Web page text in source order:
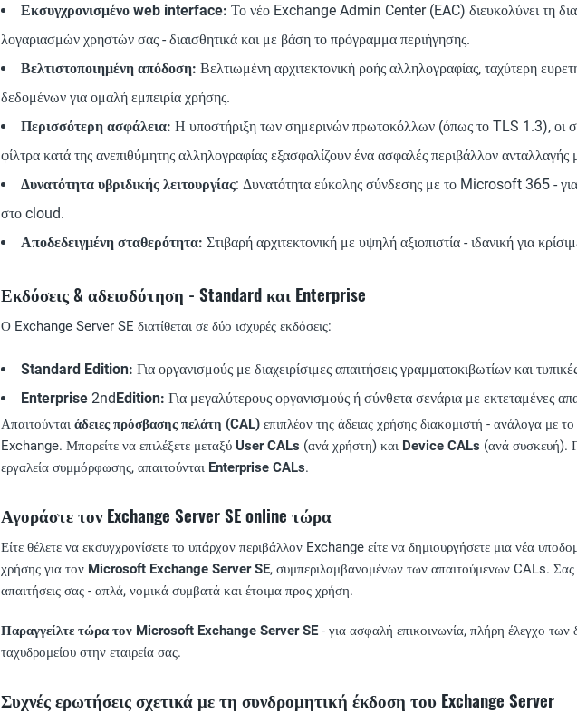
Εκσυγχρονισμένο web interface: Το νέο Exchange Admin Center (EAC) διευκολύνει τη
λογαριασμών χρηστών σας - διαισθητικά και με βάση το πρόγραμμα περιήγησης.
Βελτιστοποιημένη απόδοση: Βελτιωμένη αρχιτεκτονική ροής αλληλογραφίας, ταχύτερη
δεδομένων για ομαλή εμπειρία χρήσης.
Περισσότερη ασφάλεια: Η υποστήριξη των σημερινών πρωτοκόλλων (όπως το TLS 1.3), οι
φίλτρα κατά της ανεπιθύμητης αλληλογραφίας εξασφαλίζουν ένα ασφαλές περιβάλλον
Δυνατότητα υβριδικής λειτουργίας: Δυνατότητα εύκολης σύνδεσης με το Microsoft 365 -
στο cloud.
Αποδεδειγμένη σταθερότητα: Στιβαρή αρχιτεκτονική με υψηλή αξιοπιστία - ιδανική για
Εκδόσεις & αδειοδότηση - Standard και Enterprise
Ο Exchange Server SE διατίθεται σε δύο ισχυρές εκδόσεις:
Standard Edition: Για οργανισμούς με διαχειρίσιμες απαιτήσεις γραμματοκιβωτίων και
Enterprise 2ndEdition: Για μεγαλύτερους οργανισμούς ή σύνθετα σενάρια με εκτεταμένες
Απαιτούνται άδειες πρόσβασης πελάτη (CAL) επιπλέον της άδειας χρήσης διακομιστή - ανάλογα με
Exchange. Μπορείτε να επιλέξετε μεταξύ User CALs (ανά χρήστη) και Device CALs (ανά συσκευή).
εργαλεία συμμόρφωσης, απαιτούνται Enterprise CALs.
Αγοράστε τον Exchange Server SE online τώρα
Είτε θέλετε να εκσυγχρονίσετε το υπάρχον περιβάλλον Exchange είτε να δημιουργήσετε μια νέα
χρήσης για τον Microsoft Exchange Server SE, συμπεριλαμβανομένων των απαιτούμενων CALs. Σας
απαιτήσεις σας - απλά, νομικά συμβατά και έτοιμα προς χρήση.
Παραγγείλτε τώρα τον Microsoft Exchange Server SE - για ασφαλή επικοινωνία, πλήρη έλεγχο των
ταχυδρομείου στην εταιρεία σας.
Συχνές ερωτήσεις σχετικά με τη συνδρομητική έκδοση του Exchange Server